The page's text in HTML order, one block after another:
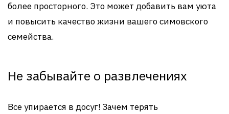
более просторного. Это может добавить вам уюта
и повысить качество жизни вашего симовского
семейства.
Не забывайте о развлечениях
Все упирается в досуг! Зачем терять